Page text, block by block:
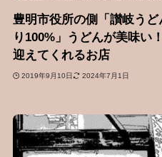
豊明市役所の側「讃岐う
り100%」うどんが美味い
迎えてくれるお店
2019年9月10日 2024年7月1日